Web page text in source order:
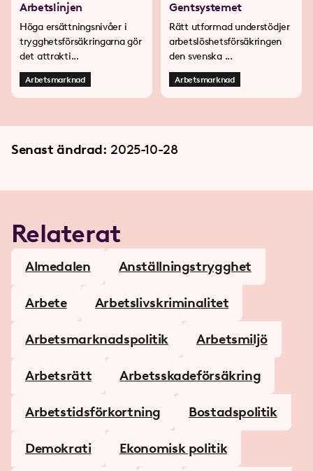
Arbetslinjen
Höga ersättningsnivåer i
trygghetsförsäkringarna gör
det attrakti...
Arbetsmarknad
Gentsystemet
Rätt utformad understödjer
arbetslöshetsförsäkringen
den svenska ...
Arbetsmarknad
Senast ändrad: 2025-10-28
Relaterat
Almedalen Anställningstrygghet
Arbete Arbetslivs­kriminalitet
Arbets­marknads­politik Arbetsmiljö
Arbetsrätt Arbetsskadeförsäkring
Arbetstids­­förkortning Bostadspolitik
Demokrati Ekonomisk politik